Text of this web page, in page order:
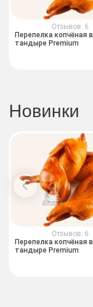
Отзывов: 6
Перепелка копчёная в
тандыре Premium
Новинки
Отзывов: 6
Перепелка копчёная в
тандыре Premium